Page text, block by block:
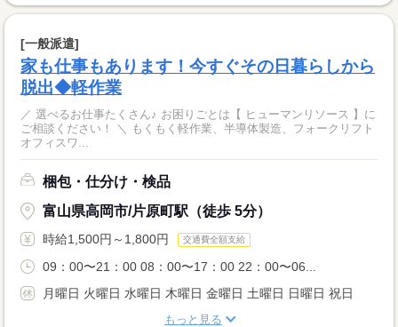
[一般派遣]
家も仕事もあります！今すぐその日暮らしから
脱出◆軽作業
／ 選べるお仕事たくさん♪ お困りごとは【 ヒューマンリソース 】に
ご相談ください！ ＼ もくもく軽作業、半導体製造、フォークリフト
オフィスワ...
梱包・仕分け・検品
富山県高岡市/片原町駅（徒歩 5分）
時給1,500円～1,800円 交通費全額支給
09：00〜21：00 08：00〜17：00 22：00〜06...
月曜日 火曜日 水曜日 木曜日 金曜日 土曜日 日曜日 祝日
もっと見る